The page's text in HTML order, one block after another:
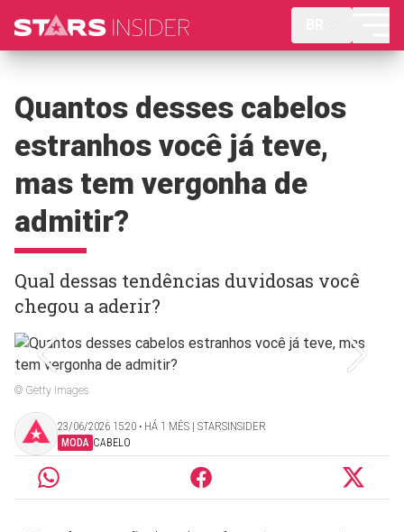
Quantos desses cabelos
estranhos você já teve,
mas tem vergonha de
admitir?
Qual dessas tendências duvidosas você
chegou a aderir?
© Getty Images
23/06/2026 15:20 ‧ HÁ 1 MÊS | STARSINSIDER
MODA CABELO